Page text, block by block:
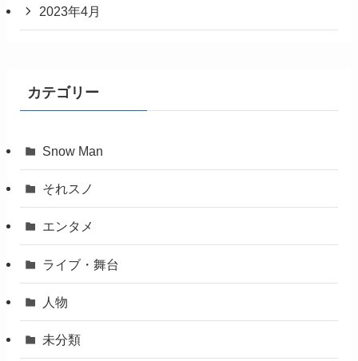
2023年4月
カテゴリー
Snow Man
それスノ
エンタメ
ライブ・舞台
人物
未分類